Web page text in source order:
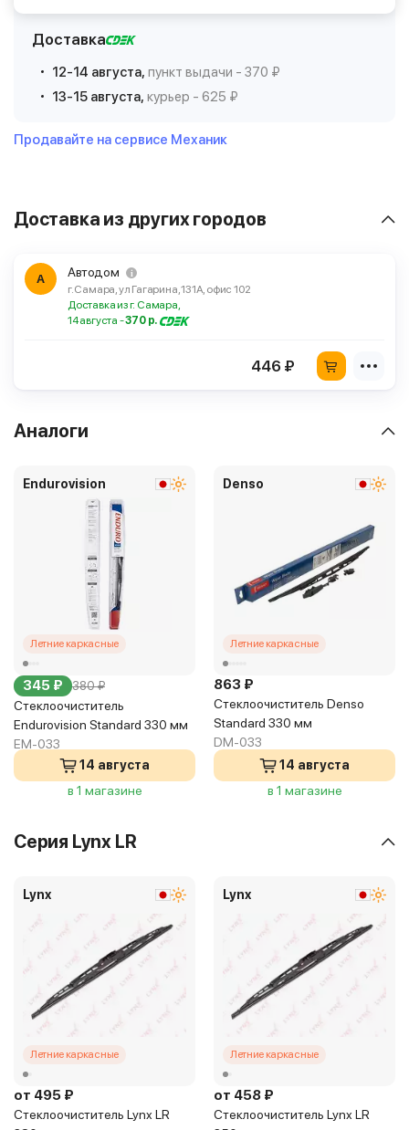
Доставка
12-14 августа, пункт выдачи - 370 ₽
13-15 августа, курьер - 625 ₽
Продавайте на сервисе Механик
Доставка из других городов
А Автодом
г. Самара, ул Гагарина, 131А, офис 102
Доставка из г. Самара,
14 августа -370 р.
446 ₽
Аналоги
Endurovision
Летние каркасные
345 ₽ 380 ₽
Стеклоочиститель
Endurovision Standard 330 мм
EM-033
14 августа
в 1 магазине
Denso
Летние каркасные
863 ₽
Стеклоочиститель Denso
Standard 330 мм
DM-033
14 августа
в 1 магазине
Серия Lynx LR
Lynx
Летние каркасные
от 495 ₽
Стеклоочиститель Lynx LR
Lynx
Летние каркасные
от 458 ₽
Стеклоочиститель Lynx LR